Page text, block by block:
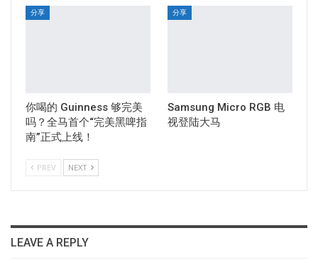
分享
你喝的 Guinness 够完美
吗？全马首个“完美黑啤指
南”正式上线！
分享
Samsung Micro RGB 电
视登陆大马
PREV NEXT
LEAVE A REPLY